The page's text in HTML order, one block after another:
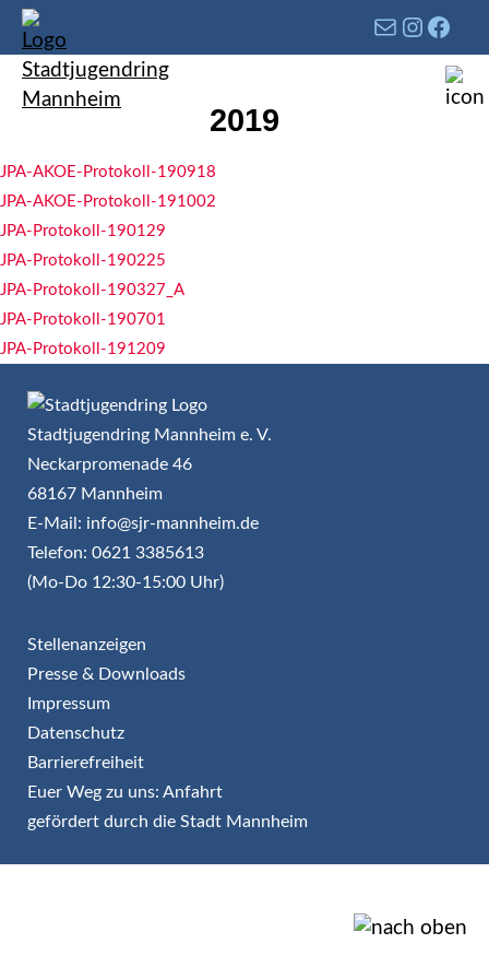
2019
JPA-AKOE-Protokoll-190918
JPA-AKOE-Protokoll-191002
JPA-Protokoll-190129
JPA-Protokoll-190225
JPA-Protokoll-190327_A
JPA-Protokoll-190701
JPA-Protokoll-191209
Stadtjugendring Mannheim e. V.
Neckarpromenade 46
68167 Mannheim
E-Mail: info@sjr-mannheim.de
Telefon: 0621 3385613
(Mo-Do 12:30-15:00 Uhr)
Stellenanzeigen
Presse & Downloads
Impressum
Datenschutz
Barrierefreiheit
Euer Weg zu uns: Anfahrt
gefördert durch die Stadt Mannheim